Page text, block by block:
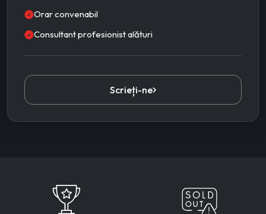
Orar convenabil
Consultant profesionist alături
Scrieți-ne